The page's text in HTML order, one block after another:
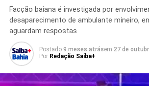
Facção baiana é investigada por
desaparecimento de ambulante mineiro,
aguardam respostas
Postado 9 meses atrásem 27 de
Por Redação Saiba+